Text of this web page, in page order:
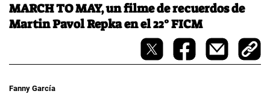
MARCH TO MAY, un filme de recuerdos de
Martin Pavol Repka en el 22° FICM
Fanny García